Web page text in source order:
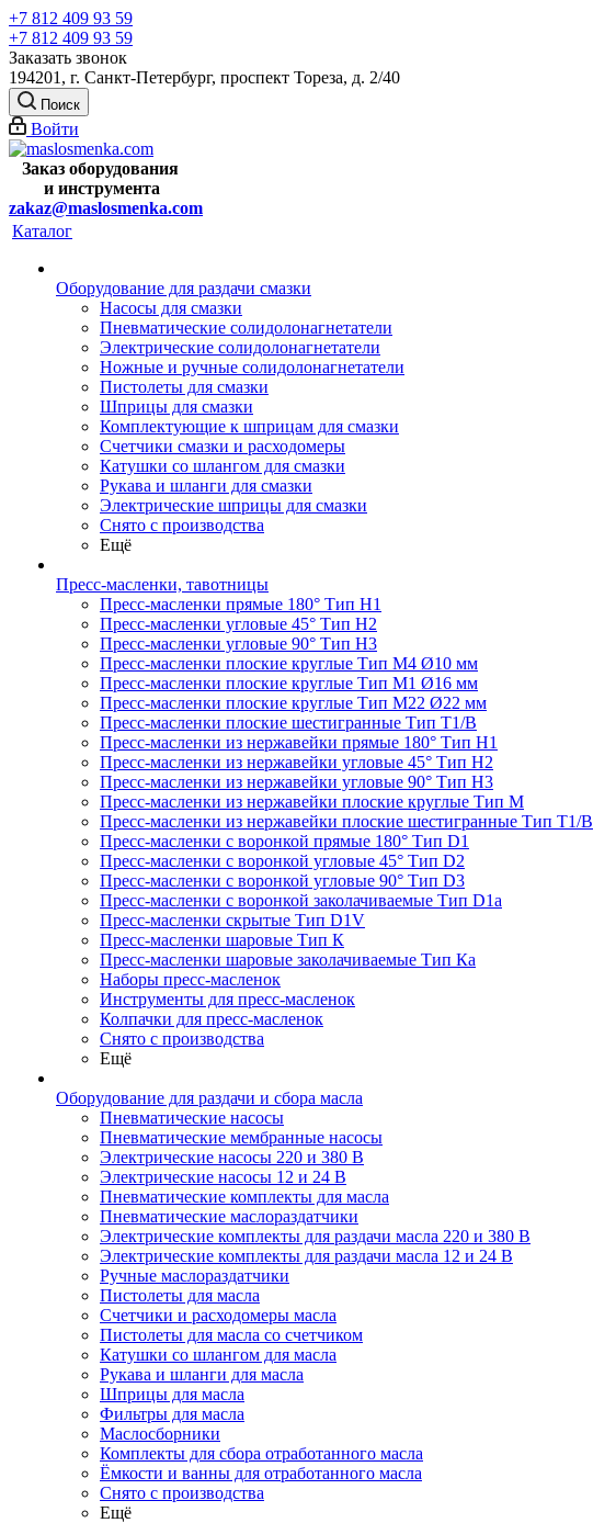
+7 812 409 93 59
+7 812 409 93 59
Заказать звонок
194201, г. Санкт-Петербург, проспект Тореза, д. 2/40
Поиск
Войти
Заказ оборудования
и инструмента
zakaz@maslosmenka.com
Каталог
Оборудование для раздачи смазки
Насосы для смазки
Пневматические солидолонагнетатели
Электрические солидолонагнетатели
Ножные и ручные солидолонагнетатели
Пистолеты для смазки
Шприцы для смазки
Комплектующие к шприцам для смазки
Счетчики смазки и расходомеры
Катушки со шлангом для смазки
Рукава и шланги для смазки
Электрические шприцы для смазки
Снято с производства
Ещё
Пресс-масленки, тавотницы
Пресс-масленки прямые 180° Тип H1
Пресс-масленки угловые 45° Тип H2
Пресс-масленки угловые 90° Тип H3
Пресс-масленки плоские круглые Тип M4 Ø10 мм
Пресс-масленки плоские круглые Тип M1 Ø16 мм
Пресс-масленки плоские круглые Тип M22 Ø22 мм
Пресс-масленки плоские шестигранные Тип T1/B
Пресс-масленки из нержавейки прямые 180° Тип H1
Пресс-масленки из нержавейки угловые 45° Тип H2
Пресс-масленки из нержавейки угловые 90° Тип H3
Пресс-масленки из нержавейки плоские круглые Тип M
Пресс-масленки из нержавейки плоские шестигранные Тип T1/B
Пресс-масленки с воронкой прямые 180° Тип D1
Пресс-масленки с воронкой угловые 45° Тип D2
Пресс-масленки с воронкой угловые 90° Тип D3
Пресс-масленки с воронкой заколачиваемые Тип D1a
Пресс-масленки скрытые Тип D1V
Пресс-масленки шаровые Тип К
Пресс-масленки шаровые заколачиваемые Тип Кa
Наборы пресс-масленок
Инструменты для пресс-масленок
Колпачки для пресс-масленок
Снято с производства
Ещё
Оборудование для раздачи и сбора масла
Пневматические насосы
Пневматические мембранные насосы
Электрические насосы 220 и 380 В
Электрические насосы 12 и 24 В
Пневматические комплекты для масла
Пневматические маслораздатчики
Электрические комплекты для раздачи масла 220 и 380 В
Электрические комплекты для раздачи масла 12 и 24 В
Ручные маслораздатчики
Пистолеты для масла
Счетчики и расходомеры масла
Пистолеты для масла со счетчиком
Катушки со шлангом для масла
Рукава и шланги для масла
Шприцы для масла
Фильтры для масла
Маслосборники
Комплекты для сбора отработанного масла
Ёмкости и ванны для отработанного масла
Снято с производства
Ещё